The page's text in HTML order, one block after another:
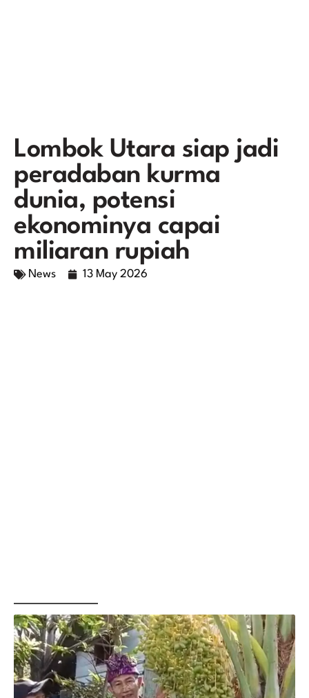
Lombok Utara siap jadi
peradaban kurma
dunia, potensi
ekonominya capai
miliaran rupiah
News 13 May 2026